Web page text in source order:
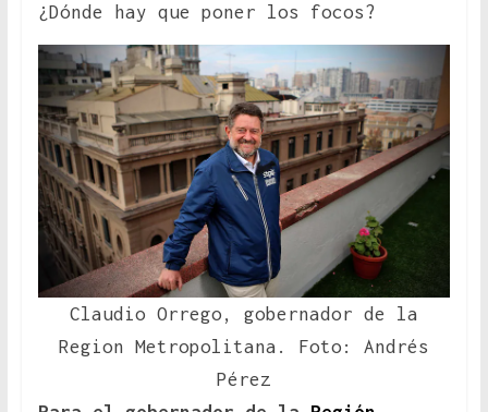
¿Dónde hay que poner los focos?
Claudio Orrego, gobernador de la
Region Metropolitana. Foto: Andrés
Pérez